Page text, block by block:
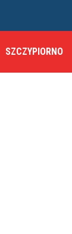
SZCZYPIORNO